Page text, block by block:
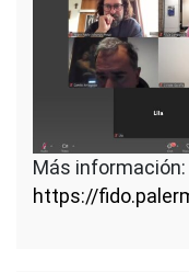
Más información:
https://